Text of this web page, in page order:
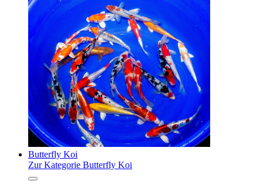
Butterfly Koi
Zur Kategorie Butterfly Koi